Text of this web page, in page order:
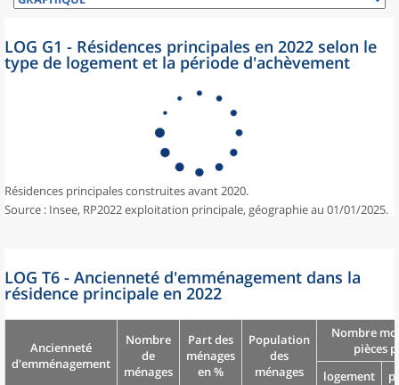
LOG G1 - Résidences principales en 2022 selon le
type de logement et la période d'achèvement
Résidences principales construites avant 2020.
Source : Insee, RP2022 exploitation principale, géographie au 01/01/2025.
LOG T6 - Ancienneté d'emménagement dans la
résidence principale en 2022
Ancienneté
d'emménagement
Nombre
de
ménages
Part des
ménages
en %
Population
des
ménages
Nombre
pièces
logement